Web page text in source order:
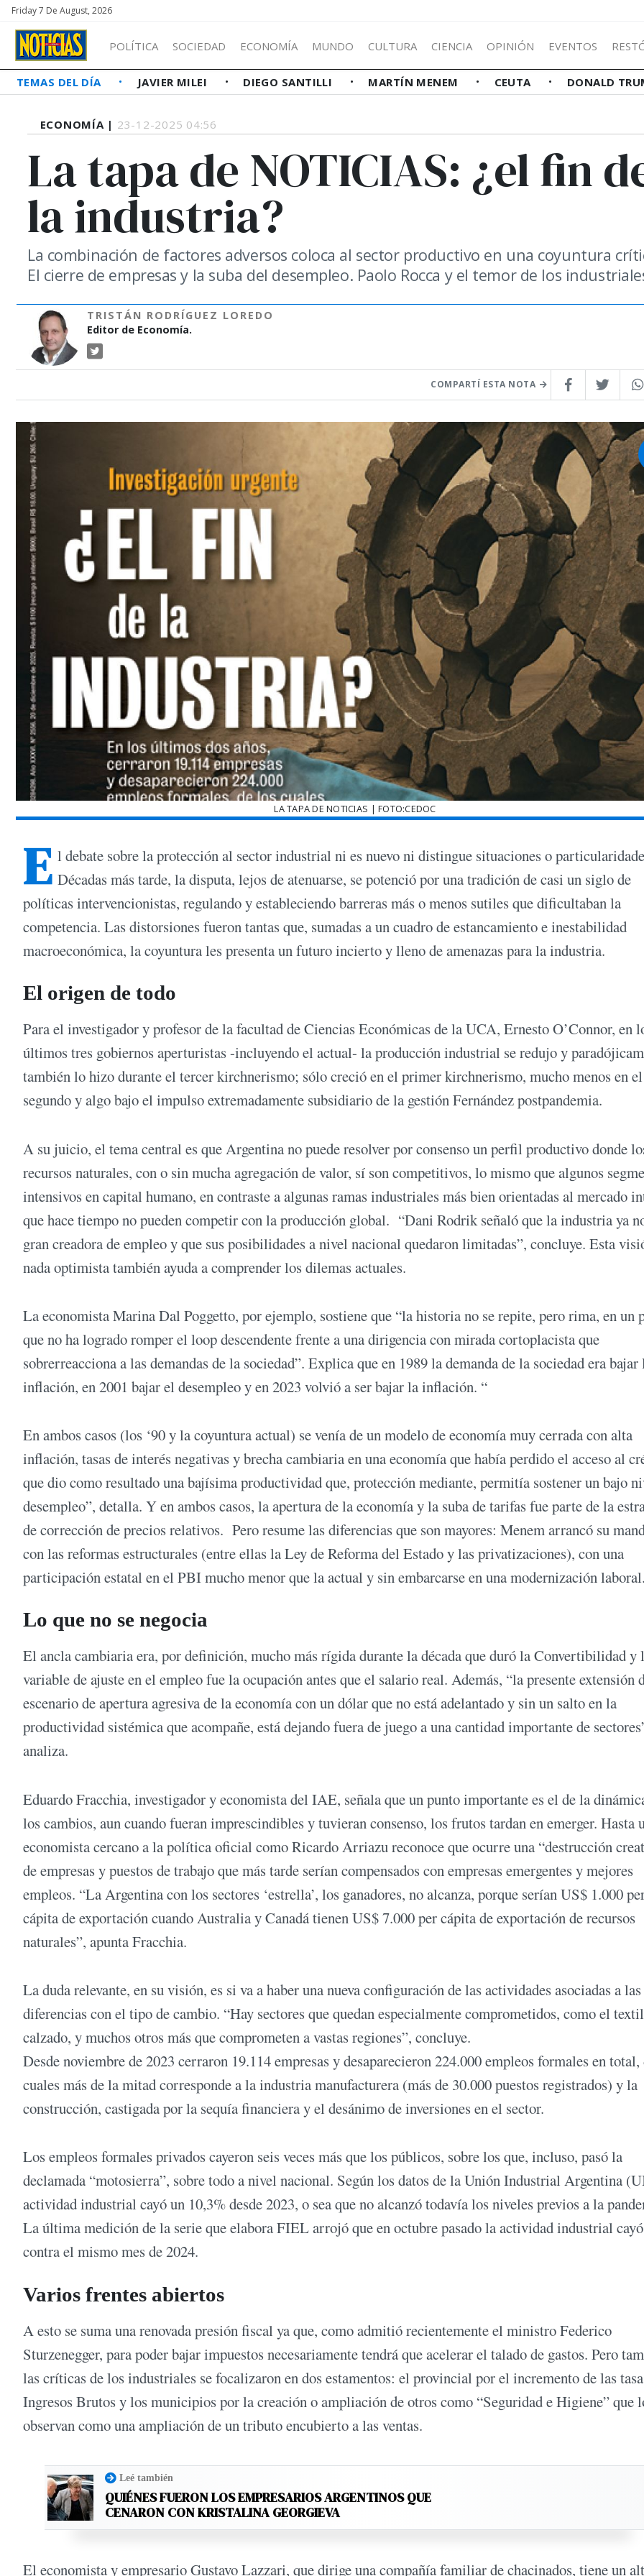
Friday 7 De August, 2026
POLÍTICA SOCIEDAD ECONOMÍA MUNDO CULTURA CIENCIA OPINIÓN EVENTOS
TEMAS DEL DÍA JAVIER MILEI DIEGO SANTILLI MARTÍN MENEM CEUTA DONALD
ECONOMÍA | 23-12-2025 04:56
La tapa de NOTICIAS: ¿el fin
la industria?
La combinación de factores adversos coloca al sector productivo en una coyuntura
El cierre de empresas y la suba del desempleo. Paolo Rocca y el temor de los
TRISTÁN RODRÍGUEZ LOREDO
Editor de Economía.
COMPARTÍ ESTA NOTA
LA TAPA DE NOTICIAS | FOTO:CEDOC
E l debate sobre la protección al sector industrial ni es nuevo ni distingue situaciones o
Décadas más tarde, la disputa, lejos de atenuarse, se potenció por una tradición de casi un siglo de
políticas intervencionistas, regulando y estableciendo barreras más o menos sutiles que dificultaban la
competencia. Las distorsiones fueron tantas que, sumadas a un cuadro de estancamiento e inestabilidad
macroeconómica, la coyuntura les presenta un futuro incierto y lleno de amenazas para la industria.
El origen de todo
Para el investigador y profesor de la facultad de Ciencias Económicas de la UCA, Ernesto O’Connor, en
últimos tres gobiernos aperturistas -incluyendo el actual- la producción industrial se redujo y
también lo hizo durante el tercer kirchnerismo; sólo creció en el primer kirchnerismo, mucho menos en el
segundo y algo bajo el impulso extremadamente subsidiario de la gestión Fernández postpandemia.
A su juicio, el tema central es que Argentina no puede resolver por consenso un perfil productivo donde
recursos naturales, con o sin mucha agregación de valor, sí son competitivos, lo mismo que algunos
intensivos en capital humano, en contraste a algunas ramas industriales más bien orientadas al mercado
que hace tiempo no pueden competir con la producción global. “Dani Rodrik señaló que la industria ya
gran creadora de empleo y que sus posibilidades a nivel nacional quedaron limitadas”, concluye. Esta
nada optimista también ayuda a comprender los dilemas actuales.
La economista Marina Dal Poggetto, por ejemplo, sostiene que “la historia no se repite, pero rima, en un
que no ha logrado romper el loop descendente frente a una dirigencia con mirada cortoplacista que
sobrerreacciona a las demandas de la sociedad”. Explica que en 1989 la demanda de la sociedad era bajar
inflación, en 2001 bajar el desempleo y en 2023 volvió a ser bajar la inflación. “
En ambos casos (los ‘90 y la coyuntura actual) se venía de un modelo de economía muy cerrada con alta
inflación, tasas de interés negativas y brecha cambiaria en una economía que había perdido el acceso al
que dio como resultado una bajísima productividad que, protección mediante, permitía sostener un bajo
desempleo”, detalla. Y en ambos casos, la apertura de la economía y la suba de tarifas fue parte de la
de corrección de precios relativos. Pero resume las diferencias que son mayores: Menem arrancó su
con las reformas estructurales (entre ellas la Ley de Reforma del Estado y las privatizaciones), con una
participación estatal en el PBI mucho menor que la actual y sin embarcarse en una modernización laboral.
Lo que no se negocia
El ancla cambiaria era, por definición, mucho más rígida durante la década que duró la Convertibilidad y
variable de ajuste en el empleo fue la ocupación antes que el salario real. Además, “la presente extensión
escenario de apertura agresiva de la economía con un dólar que no está adelantado y sin un salto en la
productividad sistémica que acompañe, está dejando fuera de juego a una cantidad importante de
analiza.
Eduardo Fracchia, investigador y economista del IAE, señala que un punto importante es el de la
los cambios, aun cuando fueran imprescindibles y tuvieran consenso, los frutos tardan en emerger. Hasta
economista cercano a la política oficial como Ricardo Arriazu reconoce que ocurre una “destrucción
de empresas y puestos de trabajo que más tarde serían compensados con empresas emergentes y mejores
empleos. “La Argentina con los sectores ‘estrella’, los ganadores, no alcanza, porque serían US$ 1.000
cápita de exportación cuando Australia y Canadá tienen US$ 7.000 per cápita de exportación de recursos
naturales”, apunta Fracchia.
La duda relevante, en su visión, es si va a haber una nueva configuración de las actividades asociadas a las
diferencias con el tipo de cambio. “Hay sectores que quedan especialmente comprometidos, como el
calzado, y muchos otros más que comprometen a vastas regiones”, concluye.
Desde noviembre de 2023 cerraron 19.114 empresas y desaparecieron 224.000 empleos formales en total,
cuales más de la mitad corresponde a la industria manufacturera (más de 30.000 puestos registrados) y la
construcción, castigada por la sequía financiera y el desánimo de inversiones en el sector.
Los empleos formales privados cayeron seis veces más que los públicos, sobre los que, incluso, pasó la
declamada “motosierra”, sobre todo a nivel nacional. Según los datos de la Unión Industrial Argentina
actividad industrial cayó un 10,3% desde 2023, o sea que no alcanzó todavía los niveles previos a la
La última medición de la serie que elabora FIEL arrojó que en octubre pasado la actividad industrial
contra el mismo mes de 2024.
Varios frentes abiertos
A esto se suma una renovada presión fiscal ya que, como admitió recientemente el ministro Federico
Sturzenegger, para poder bajar impuestos necesariamente tendrá que acelerar el talado de gastos. Pero
las críticas de los industriales se focalizaron en dos estamentos: el provincial por el incremento de las
Ingresos Brutos y los municipios por la creación o ampliación de otros como “Seguridad e Higiene” que
observan como una ampliación de un tributo encubierto a las ventas.
Leé también
QUIÉNES FUERON LOS EMPRESARIOS ARGENTINOS QUE
CENARON CON KRISTALINA GEORGIEVA
El economista y empresario Gustavo Lazzari, que dirige una compañía familiar de chacinados, tiene un